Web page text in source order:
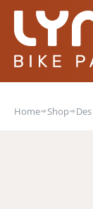
Home Shop